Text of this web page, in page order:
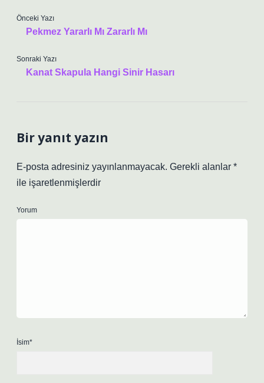
Önceki Yazı
Pekmez Yararlı Mı Zararlı Mı
Sonraki Yazı
Kanat Skapula Hangi Sinir Hasarı
Bir yanıt yazın
E-posta adresiniz yayınlanmayacak. Gerekli alanlar *
ile işaretlenmişlerdir
Yorum
İsim*